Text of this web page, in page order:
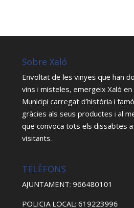
Sobre Xaló
Envoltat de les vinyes que han
vins i misteles, emergeix Xaló en
Municipi carregat d’història i
gràcies als seus productes i al
que convoca tots els dissabtes
visitants.
TELÈFONS
AJUNTAMENT: 966480101
POLICIA LOCAL: 619223996